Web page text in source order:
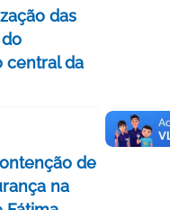
das
central da
de
na